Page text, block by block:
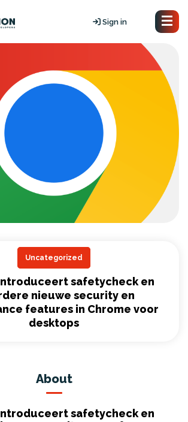
Sign in
Uncategorized
safetycheck en
nieuwe security en
features in Chrome voor
desktops
About
safetycheck en